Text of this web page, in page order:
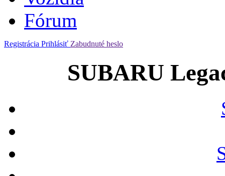
Fórum
Registrácia Prihlásiť Zabudnuté heslo
SUBARU